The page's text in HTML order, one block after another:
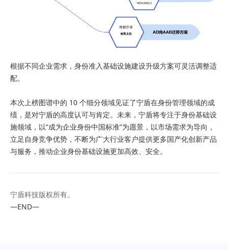
根据不同企业需求，身份准入基础设施建设升级方案可灵活调整适
配。
本次上榜图谱中的 10 个细分领域见证了宁盾在身份管理领域的成
绩，是对宁盾的高度认可与肯定。未来，宁盾将专注于身份基础设
施领域，以“成为企业身份中国标准”为愿景，以市场需求为导向，
立足自身竞争优势，不断为广大行业客户提供更多国产化创新产品
与服务，推动企业身份基础设施更加高效、安全。
宁盾科技版权所有。
—END—